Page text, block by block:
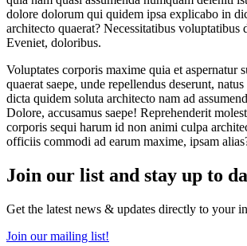
dolore dolorum qui quidem ipsa explicabo in
architecto quaerat? Necessitatibus voluptatibus
Eveniet, doloribus.
Voluptates corporis maxime quia et aspernatur
quaerat saepe, unde repellendus deserunt,
dicta quidem soluta architecto nam ad
Dolore, accusamus saepe! Reprehenderit
corporis sequi harum id non animi culpa
officiis commodi ad earum maxime, ipsam
Join our list and stay up to
Get the latest news & updates directly to your
Join our mailing list!